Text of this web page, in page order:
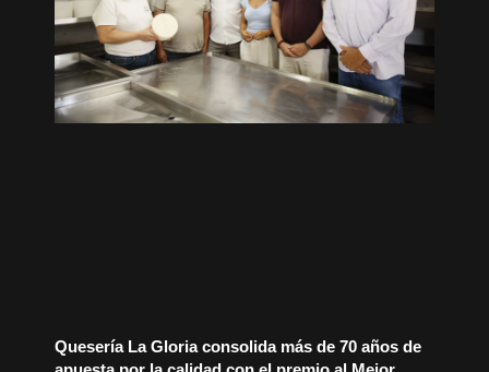
Quesería La Gloria consolida más de 70 años de